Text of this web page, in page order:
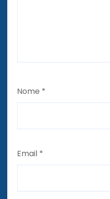
Nome *
Email *